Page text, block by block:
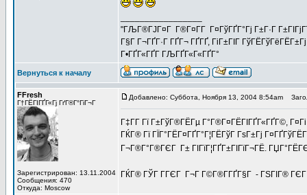
"ГЉГ®ГЈГ¤Г Г®Г¤Г­Г Г¤ГўГҐГ°Гј Г±Г·Г
Г§Г Г¬ГҐГ·Г ГҐГ¬ ГҐГҐ, ГіГ±ГІГ
Г•ГҐГ«ГҐГ­ ГЉГҐГ«Г«ГҐГ°
Вернуться к началу
FFresh
Г†ГЁГІГҐГ«Гј ГґГ®Г°ГіГ¬Г
Зарегистрирован: 13.11.2004
Сообщения: 470
Откуда: Moscow
Добавлено: Суббота, Ноября 13, 2004 8:54am
Г‡Г­Г Гї Г±ГўГ®ГЁГµ Г°Г®Г¤ГЁГІГҐГ«ГҐГ©,
ГЌГ® Гї ГЇГ°ГЁГ¤ГҐГ°Г¦ГЁГўГ ГѕГ±Гј
Г¬Г®Г°Г®ГЄГ Г± ГІГїГ¦ГҐГ±ГІГїГ¬ГЁ.
ГЌГ® ГЎГ Г­ГЄГ Г¬Г Г©Г®Г­ГҐГ§Г - ГЅГІГ® ГЄГ